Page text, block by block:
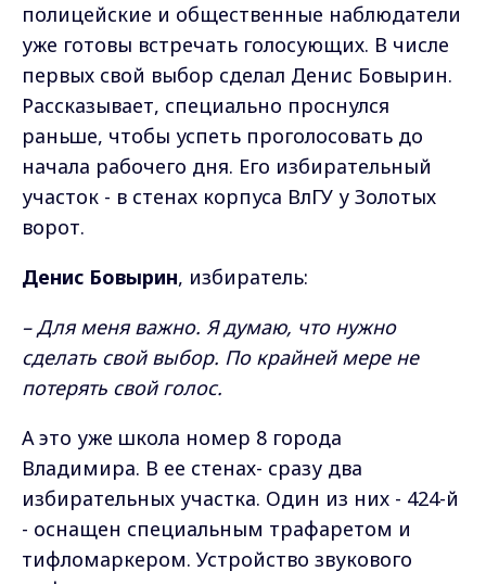
полицейские и общественные наблюдатели
уже готовы встречать голосующих. В числе
первых свой выбор сделал Денис Бовырин.
Рассказывает, специально проснулся
раньше, чтобы успеть проголосовать до
начала рабочего дня. Его избирательный
участок - в стенах корпуса ВлГУ у Золотых
ворот.
Денис Бовырин, избиратель:
– Для меня важно. Я думаю, что нужно
сделать свой выбор. По крайней мере не
потерять свой голос.
А это уже школа номер 8 города
Владимира. В ее стенах- сразу два
избирательных участка. Один из них - 424-й
- оснащен специальным трафаретом и
тифломаркером. Устройство звукового